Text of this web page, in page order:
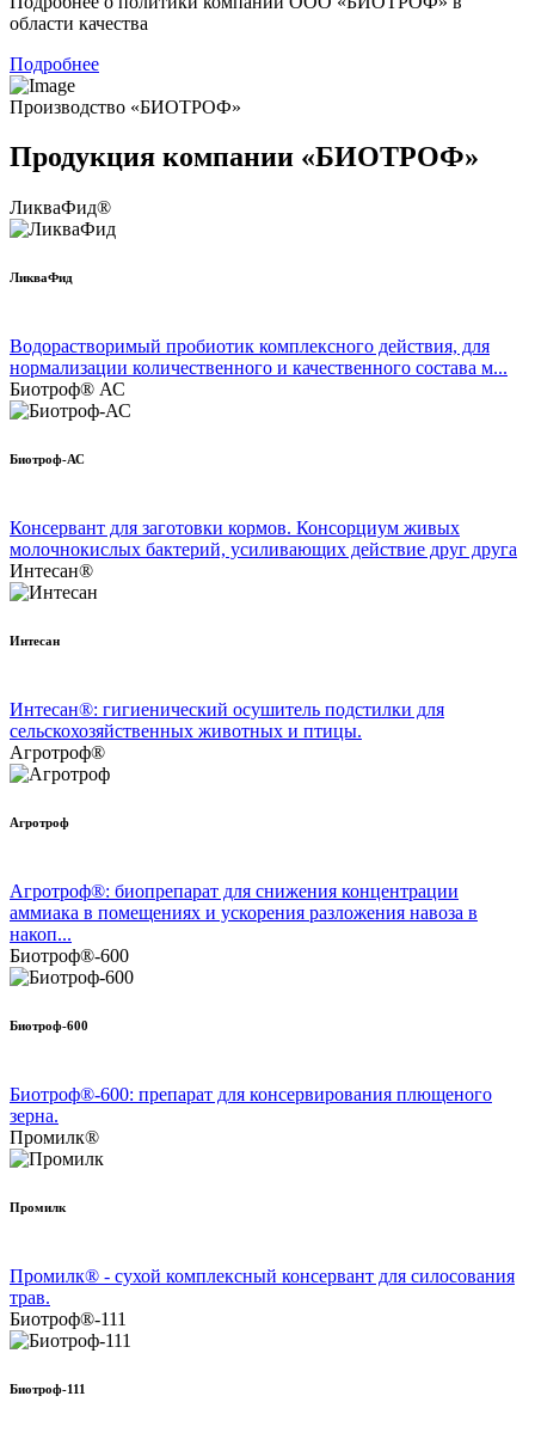
области качества
Подробнее
Производство «БИОТРОФ»
Продукция компании «БИОТРОФ»
ЛикваФид®
ЛикваФид
Водорастворимый пробиотик комплексного действия, для
нормализации количественного и качественного состава м...
Биотроф® АС
Биотроф-АС
Консервант для заготовки кормов. Консорциум живых
молочнокислых бактерий, усиливающих действие друг друга
Интесан®
Интесан
Интесан®: гигиенический осушитель подстилки для
сельскохозяйственных животных и птицы.
Агротроф®
Агротроф
Агротроф®: биопрепарат для снижения концентрации
аммиака в помещениях и ускорения разложения навоза в
накоп...
Биотроф®-600
Биотроф-600
Биотроф®-600: препарат для консервирования плющеного
зерна.
Промилк®
Промилк
Промилк® - сухой комплексный консервант для силосования
трав.
Биотроф®-111
Биотроф-111